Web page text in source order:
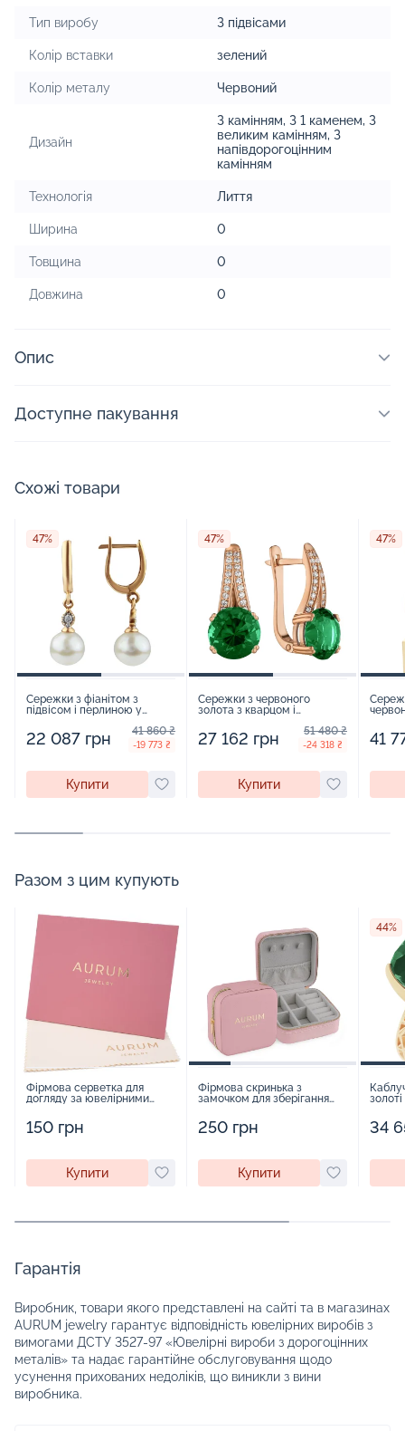
Тип виробу З підвісами
Колір вставки зелений
Колір металу Червоний
Дизайн
З камінням, З 1 каменем, З
великим камінням, З
напівдорогоцінним
камінням
Технологія Лиття
Ширина 0
Товщина 0
Довжина 0
Опис
Доступне пакування
Схожі товари
47%
Сережки з фіанітом з
підвісом і перлиною у
22 087 грн 41 860 ₴
-19 773 ₴
Купити
47%
Сережки з червоного
золота з кварцом і
27 162 грн 51 480 ₴
-24 318 ₴
Купити
47%
41
Разом з цим купують
Фірмова серветка для
догляду за ювелірними
150 грн
Купити
Фірмова скринька з
замочком для зберігання
250 грн
Купити
44%
34
Гарантія
Виробник, товари якого представлені на сайті та в магазинах
AURUM jewelry гарантує відповідність ювелірних виробів з
вимогами ДСТУ 3527-97 «Ювелірні вироби з дорогоцінних
металів» та надає гарантійне обслуговування щодо
усунення прихованих недоліків, що виникли з вини
виробника.